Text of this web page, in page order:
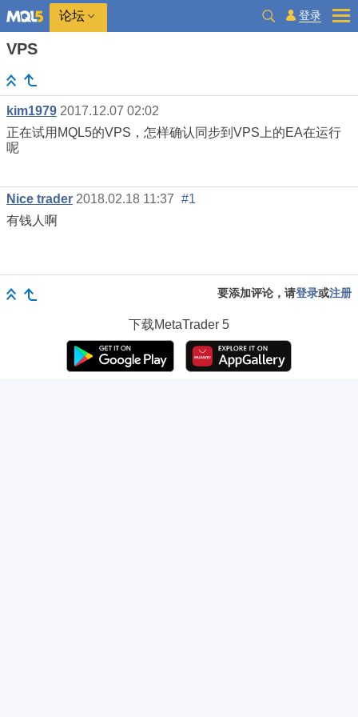
论坛 登录
VPS
kim1979 2017.12.07 02:02
正在试用MQL5的VPS，怎样确认同步到VPS上的EA在运行
呢
Nice trader 2018.02.18 11:37 #1
有钱人啊
要添加评论，请登录或注册
下载MetaTrader 5